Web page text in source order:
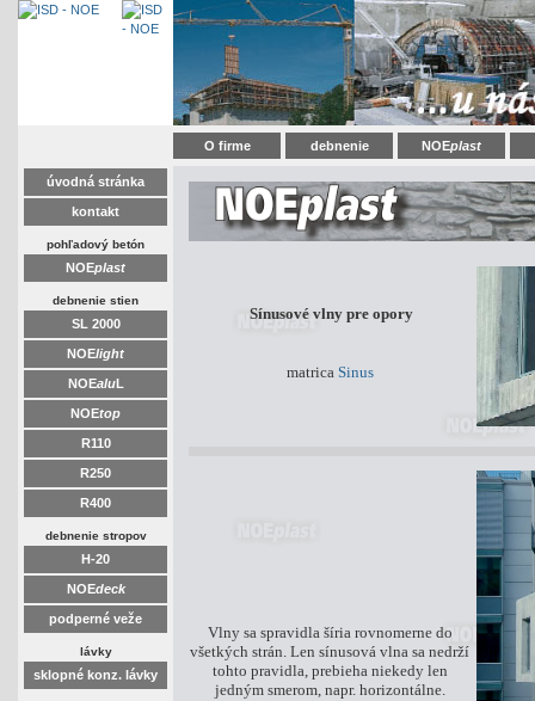
O firme debnenie NOEplast
úvodná stránka
kontakt
pohľadový betón
NOEplast
debnenie stien
SL 2000
NOElight
NOEaluL
NOEtop
R110
R250
R400
debnenie stropov
H-20
NOEdeck
podperné veže
lávky
sklopné konz. lávky
Sínusové vlny pre opory
matrica Sinus
Vlny sa spravidla šíria rovnomerne do
všetkých strán. Len sínusová vlna sa nedrží
tohto pravidla, prebieha niekedy len
jedným smerom, napr. horizontálne.